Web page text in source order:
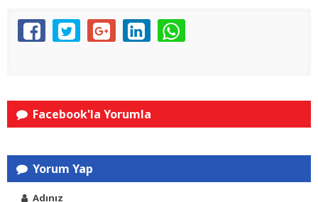
Facebook'la Yorumla
Yorum Yap
Adınız